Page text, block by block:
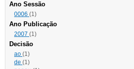
Ano Sessão
0006 (1)
Ano Publicação
2007 (1)
Decisão
ao (1)
de (1)